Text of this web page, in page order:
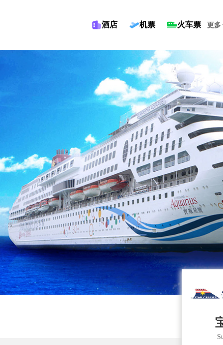
酒店 机票 火车票 更多